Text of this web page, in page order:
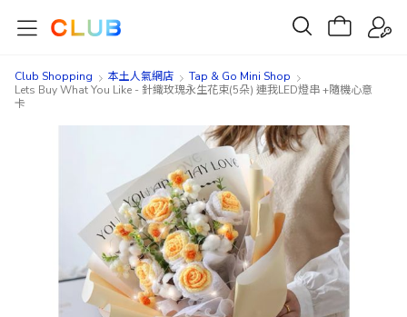
Club Shopping 本土人氣網店
Tap & Go Mini Shop
Lets Buy What You Like - 針織玫瑰永生花束(5朵) 連我LED燈串 +隨機心意
卡